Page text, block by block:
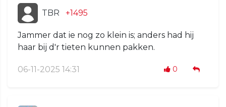
TBR +1495
Jammer dat ie nog zo klein is; anders had hij
haar bij d'r tieten kunnen pakken.
06-11-2025 14:31 0